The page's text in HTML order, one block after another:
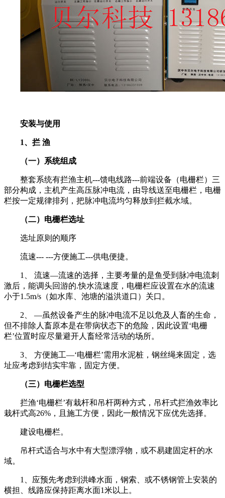
安装与使用
1、拦 渔
（一）系统组成
整套系统有拦渔主机---馈电线路---前端设备（电栅栏）三
部分构成，主机产生高压脉冲电流，由导线送至电栅栏，电栅
栏按一定规律排列，把脉冲电流均匀释放到拦截水域。
（二）电栅栏选址
选址原则的顺序
流速--- ---方便施工---供电便捷。
1、 流速—流速的选择，主要考量的是鱼受到脉冲电流刺
激后，能调头回游的.快水流速度，电栅栏应设置在水的流速
小于1.5m/s（如水库、池塘的溢洪道口）关口。
2、 —虽然设备产生的脉冲电流不足以危及人畜的生命，
但不排除人畜原本是在带病状态下的危险，因此设置‘电栅
栏’位置时应尽量避开人畜经常活动的场所。
3、 方便施工—‘电栅栏’需用水泥桩，钢丝绳来固定，选
址应考虑到结实牢靠，固定方便。
（三）电栅栏选型
拦渔‘电栅栏’有栽杆和吊杆两种方式，吊杆式拦渔效率比
栽杆式高26%，且施工方便，因此一般情况下应优先选择。
建设电栅栏。
吊杆式适合与水中有大型漂浮物，或不易建固定杆的水
域。
1、应预先考虑到洪峰水面，钢索、或不锈钢管上安装的
横担、线路应保持距离水面1米以上。